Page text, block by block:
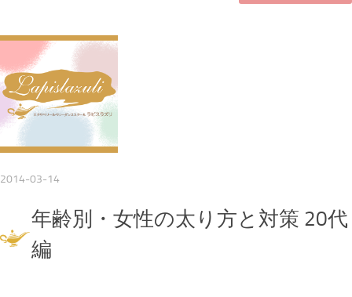
2014-03-14
年齢別・女性の太り方と対策 20代
編